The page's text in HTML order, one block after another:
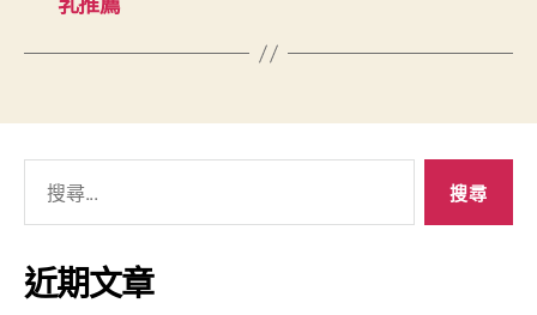
關
鍵
字:
近期文章